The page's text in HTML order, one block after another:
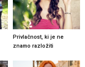
Privlačnost, ki je ne
znamo razložiti